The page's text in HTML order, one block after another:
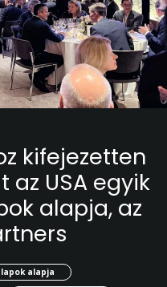
kifejezetten
USA egyik
alapja, az
alapja